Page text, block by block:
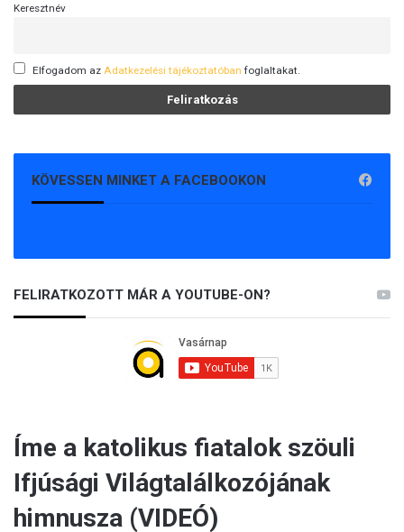
Keresztnév
Elfogadom az Adatkezelési tájékoztatóban foglaltakat.
KÖVESSEN MINKET A FACEBOOKON
FELIRATKOZOTT MÁR A YOUTUBE-ON?